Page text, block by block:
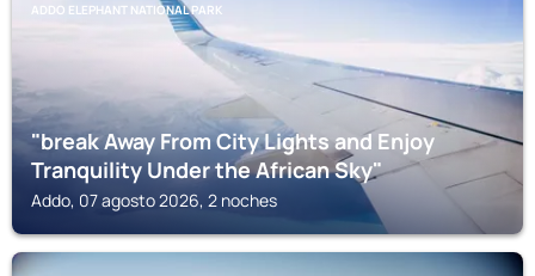
ADDO ELEPHANT NATIONAL PARK
"break Away From City Lights and Enjoy
Tranquility Under the African Sky"
Addo, 07 agosto 2026, 2 noches